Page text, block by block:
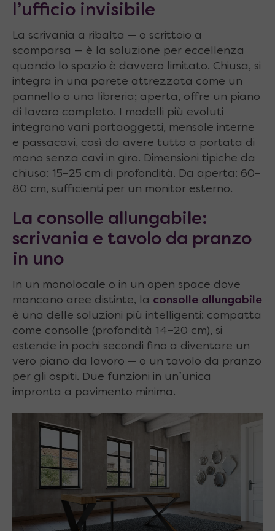
l’ufficio invisibile
La scrivania a ribalta — o scrittoio a
scomparsa — è la soluzione per eccellenza
quando lo spazio è davvero limitato. Chiusa, si
integra in una parete attrezzata come un
pannello o una libreria; aperta, offre un piano
di lavoro completo. I modelli più evoluti
integrano vani portaoggetti, mensole interne
e passacavi, così da avere tutto a portata di
mano senza cavi in giro. Dimensioni tipiche da
chiusa: 15–25 cm di profondità. Da aperta: 60–
80 cm, sufficienti per un monitor esterno.
La consolle allungabile:
scrivania e tavolo da pranzo
in uno
In un monolocale o in un open space dove
mancano aree distinte, la consolle allungabile
è una delle soluzioni più intelligenti: compatta
come consolle (profondità 14–20 cm), si
estende in pochi secondi fino a diventare un
vero piano da lavoro — o un tavolo da pranzo
per gli ospiti. Due funzioni in un’unica
impronta a pavimento minima.